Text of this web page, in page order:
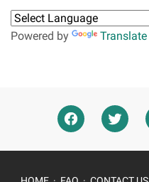
Powered by Translate